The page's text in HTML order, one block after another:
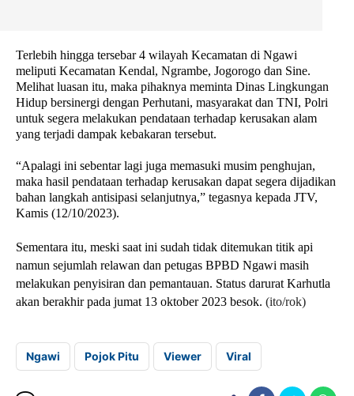
Terlebih hingga tersebar 4 wilayah Kecamatan di Ngawi
meliputi Kecamatan Kendal, Ngrambe, Jogorogo dan Sine.
Melihat luasan itu, maka pihaknya meminta Dinas Lingkungan
Hidup bersinergi dengan Perhutani, masyarakat dan TNI, Polri
untuk segera melakukan pendataan terhadap kerusakan alam
yang terjadi dampak kebakaran tersebut.
“Apalagi ini sebentar lagi juga memasuki musim penghujan,
maka hasil pendataan terhadap kerusakan dapat segera dijadikan
bahan langkah antisipasi selanjutnya,” tegasnya kepada JTV,
Kamis (12/10/2023).
Sementara itu, meski saat ini sudah tidak ditemukan titik api
namun sejumlah relawan dan petugas BPBD Ngawi masih
melakukan penyisiran dan pemantauan. Status darurat Karhutla
akan berakhir pada jumat 13 oktober 2023 besok. (ito/rok)
Ngawi Pojok Pitu Viewer Viral